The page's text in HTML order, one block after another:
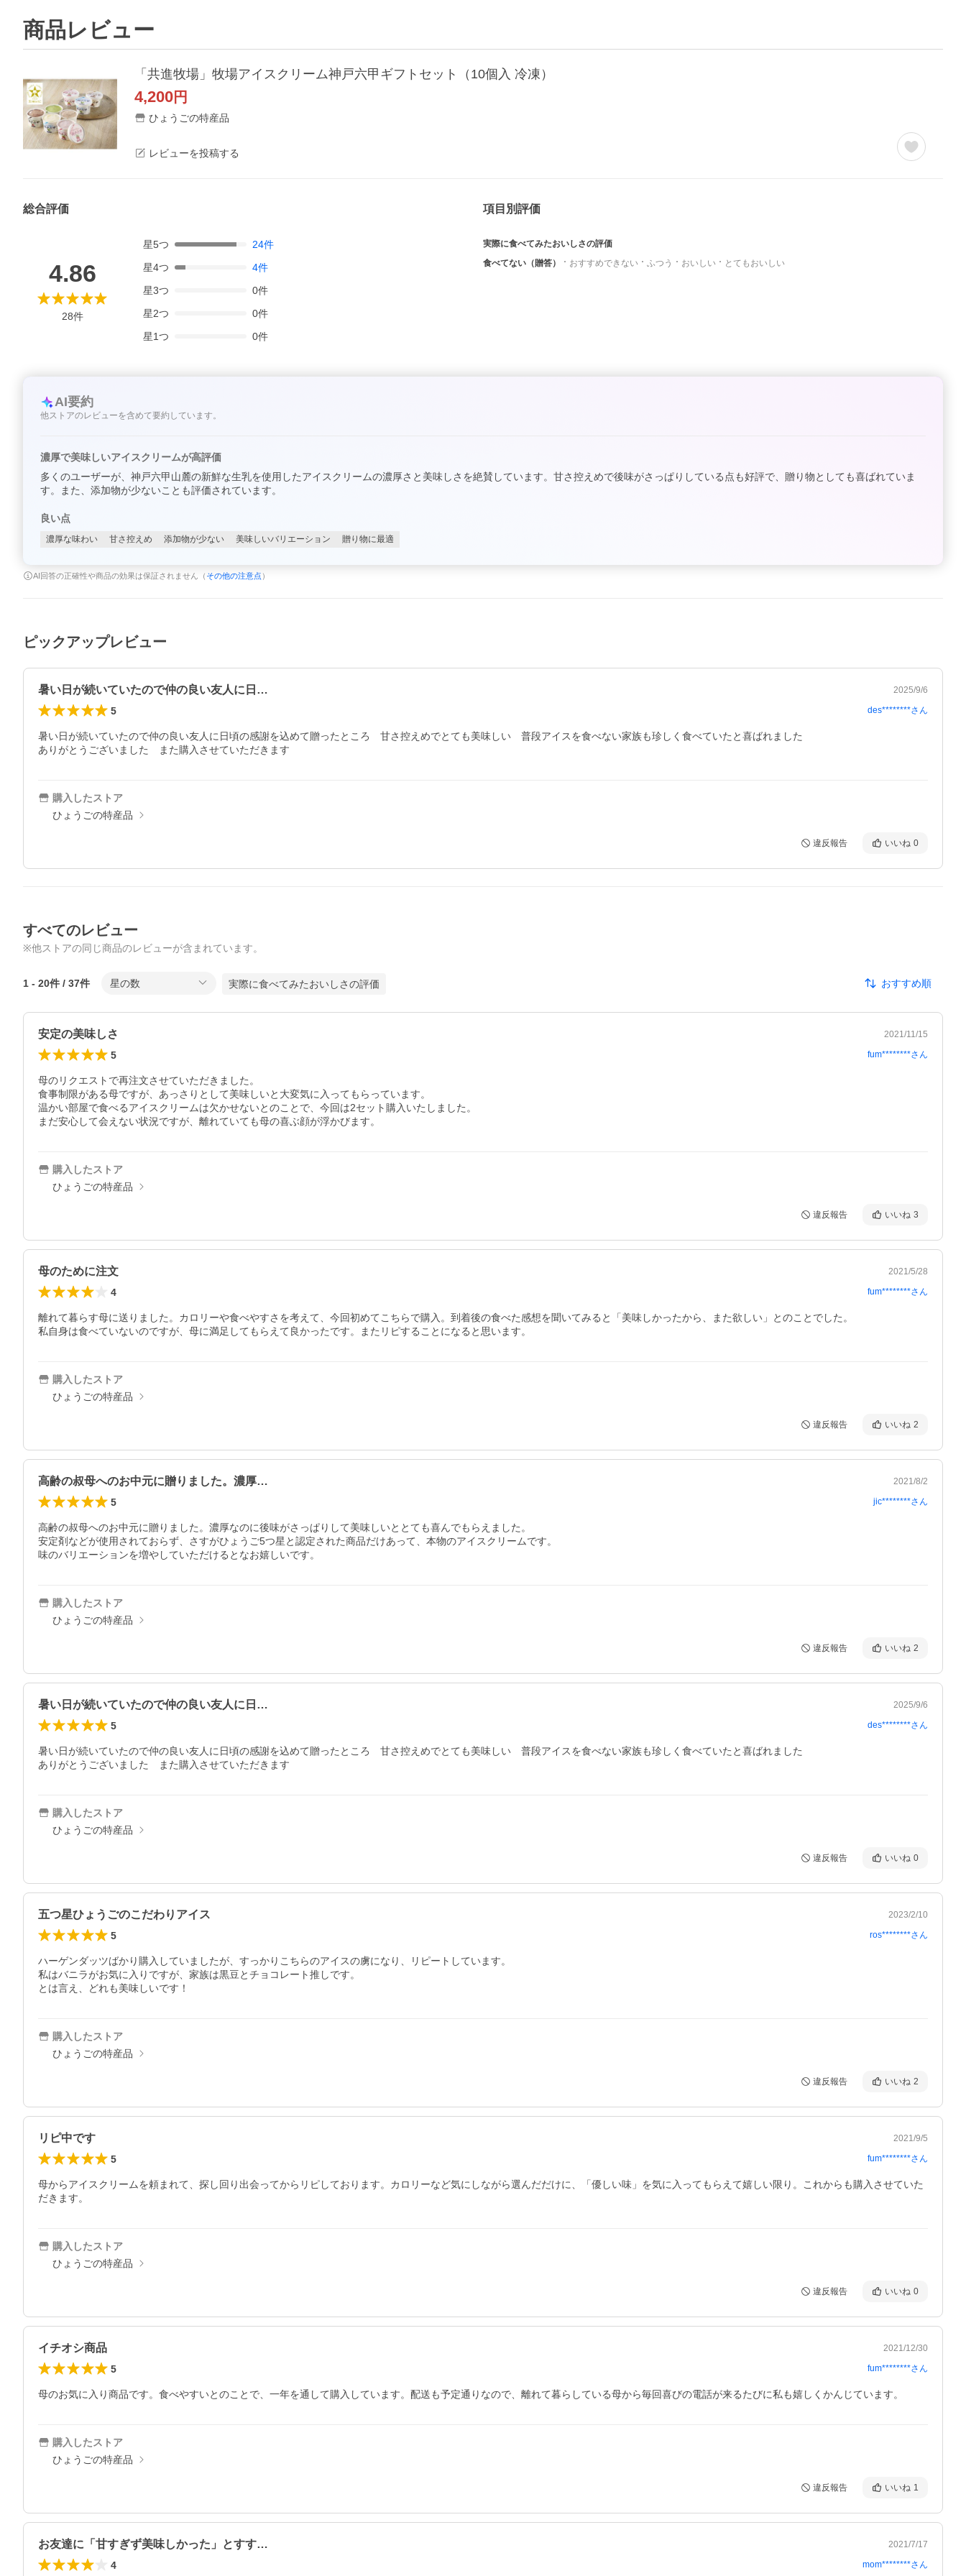
商品レビュー
「共進牧場」牧場アイスクリーム神戸六甲ギフトセット（10個入 冷凍）
4,200円
ひょうごの特産品
レビューを投稿する
総合評価
4.86
28件
星5つ 24件
星4つ 4件
星3つ 0件
星2つ 0件
星1つ 0件
項目別評価
実際に食べてみたおいしさの評価
食べてない（贈答）
おすすめできない ふつう おいしい とてもおいしい
AI要約
他ストアのレビューを含めて要約しています。
濃厚で美味しいアイスクリームが高評価
多くのユーザーが、神戸六甲山麓の新鮮な生乳を使用したアイスクリームの濃厚さと美味しさを絶賛しています。甘さ控えめで後味がさっぱりしている点も好評で、贈り物としても喜ばれていま
す。また、添加物が少ないことも評価されています。
良い点
濃厚な味わい 甘さ控えめ 添加物が少ない 美味しいバリエーション 贈り物に最適
AI回答の正確性や商品の効果は保証されません（ その他の注意点 ）
ピックアップレビュー
暑い日が続いていたので仲の良い友人に日… 2025/9/6
5 des********さん
暑い日が続いていたので仲の良い友人に日頃の感謝を込めて贈ったところ　甘さ控えめでとても美味しい　普段アイスを食べない家族も珍しく食べていたと喜ばれました
ありがとうございました　また購入させていただきます
購入したストア
ひょうごの特産品
違反報告 いいね 0
すべてのレビュー
※他ストアの同じ商品のレビューが含まれています。
1 - 20件 / 37件 星の数 実際に食べてみたおいしさの評価 おすすめ順
安定の美味しさ 2021/11/15
5 fum********さん
母のリクエストで再注文させていただきました。
食事制限がある母ですが、あっさりとして美味しいと大変気に入ってもらっています。
温かい部屋で食べるアイスクリームは欠かせないとのことで、今回は2セット購入いたしました。
まだ安心して会えない状況ですが、離れていても母の喜ぶ顔が浮かびます。
購入したストア
ひょうごの特産品
違反報告 いいね 3
母のために注文 2021/5/28
4 fum********さん
離れて暮らす母に送りました。カロリーや食べやすさを考えて、今回初めてこちらで購入。到着後の食べた感想を聞いてみると「美味しかったから、また欲しい」とのことでした。
私自身は食べていないのですが、母に満足してもらえて良かったです。またリピすることになると思います。
購入したストア
ひょうごの特産品
違反報告 いいね 2
高齢の叔母へのお中元に贈りました。濃厚… 2021/8/2
5 jic********さん
高齢の叔母へのお中元に贈りました。濃厚なのに後味がさっぱりして美味しいととても喜んでもらえました。
安定剤などが使用されておらず、さすがひょうご5つ星と認定された商品だけあって、本物のアイスクリームです。
味のバリエーションを増やしていただけるとなお嬉しいです。
購入したストア
ひょうごの特産品
違反報告 いいね 2
暑い日が続いていたので仲の良い友人に日… 2025/9/6
5 des********さん
暑い日が続いていたので仲の良い友人に日頃の感謝を込めて贈ったところ　甘さ控えめでとても美味しい　普段アイスを食べない家族も珍しく食べていたと喜ばれました
ありがとうございました　また購入させていただきます
購入したストア
ひょうごの特産品
違反報告 いいね 0
五つ星ひょうごのこだわりアイス 2023/2/10
5 ros********さん
ハーゲンダッツばかり購入していましたが、すっかりこちらのアイスの虜になり、リピートしています。
私はバニラがお気に入りですが、家族は黒豆とチョコレート推しです。
とは言え、どれも美味しいです！
購入したストア
ひょうごの特産品
違反報告 いいね 2
リピ中です 2021/9/5
5 fum********さん
母からアイスクリームを頼まれて、探し回り出会ってからリピしております。カロリーなど気にしながら選んだだけに、「優しい味」を気に入ってもらえて嬉しい限り。これからも購入させていた
だきます。
購入したストア
ひょうごの特産品
違反報告 いいね 0
イチオシ商品 2021/12/30
5 fum********さん
母のお気に入り商品です。食べやすいとのことで、一年を通して購入しています。配送も予定通りなので、離れて暮らしている母から毎回喜びの電話が来るたびに私も嬉しくかんじています。
購入したストア
ひょうごの特産品
違反報告 いいね 1
お友達に「甘すぎず美味しかった」とすす… 2021/7/17
4 mom********さん